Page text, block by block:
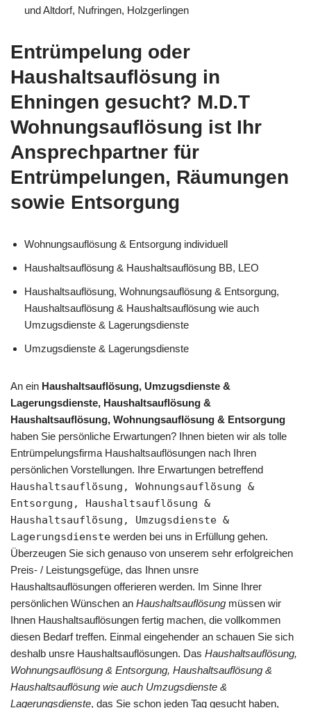
und Altdorf, Nufringen, Holzgerlingen
Entrümpelung oder
Haushaltsauflösung in
Ehningen gesucht? M.D.T
Wohnungsauflösung ist Ihr
Ansprechpartner für
Entrümpelungen, Räumungen
sowie Entsorgung
Wohnungsauflösung & Entsorgung individuell
Haushaltsauflösung & Haushaltsauflösung BB, LEO
Haushaltsauflösung, Wohnungsauflösung & Entsorgung,
Haushaltsauflösung & Haushaltsauflösung wie auch
Umzugsdienste & Lagerungsdienste
Umzugsdienste & Lagerungsdienste
An ein Haushaltsauflösung, Umzugsdienste &
Lagerungsdienste, Haushaltsauflösung &
Haushaltsauflösung, Wohnungsauflösung & Entsorgung
haben Sie persönliche Erwartungen? Ihnen bieten wir als tolle
Entrümpelungsfirma Haushaltsauflösungen nach Ihren
persönlichen Vorstellungen. Ihre Erwartungen betreffend
Haushaltsauflösung, Wohnungsauflösung &
Entsorgung, Haushaltsauflösung &
Haushaltsauflösung, Umzugsdienste &
Lagerungsdienste werden bei uns in Erfüllung gehen.
Überzeugen Sie sich genauso von unserem sehr erfolgreichen
Preis- / Leistungsgefüge, das Ihnen unsre
Haushaltsauflösungen offerieren werden. Im Sinne Ihrer
persönlichen Wünschen an Haushaltsauflösung müssen wir
Ihnen Haushaltsauflösungen fertig machen, die vollkommen
diesen Bedarf treffen. Einmal eingehender an schauen Sie sich
deshalb unsre Haushaltsauflösungen. Das Haushaltsauflösung,
Wohnungsauflösung & Entsorgung, Haushaltsauflösung &
Haushaltsauflösung wie auch Umzugsdienste &
Lagerungsdienste, das Sie schon jeden Tag gesucht haben,